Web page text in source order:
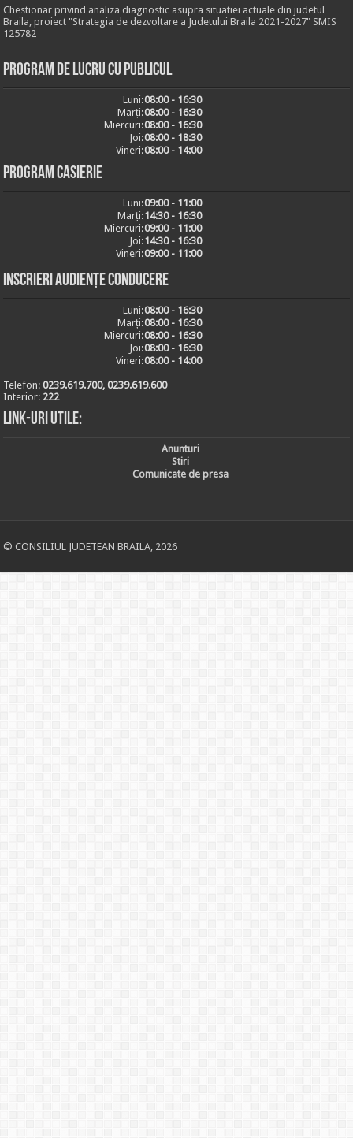
Chestionar privind analiza diagnostic asupra situatiei actuale din judetul
Braila, proiect "Strategia de dezvoltare a Judetului Braila 2021-2027" SMIS
125782
Program de lucru cu publicul
Luni:08:00 - 16:30
Marți:08:00 - 16:30
Miercuri:08:00 - 16:30
Joi:08:00 - 18:30
Vineri:08:00 - 14:00
Program casierie
Luni:09:00 - 11:00
Marți:14:30 - 16:30
Miercuri:09:00 - 11:00
Joi:14:30 - 16:30
Vineri:09:00 - 11:00
Inscrieri audiențe conducere
Luni:08:00 - 16:30
Marți:08:00 - 16:30
Miercuri:08:00 - 16:30
Joi:08:00 - 16:30
Vineri:08:00 - 14:00
Telefon:0239.619.700, 0239.619.600
Interior: 222
Link-uri utile:
Anunturi
Stiri
Comunicate de presa
© CONSILIUL JUDETEAN BRAILA, 2026